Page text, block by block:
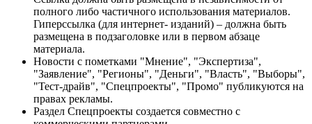
полного либо частичного использования материалов.
Гиперссылка (для интернет- изданий) – должна быть
размещена в подзаголовке или в первом абзаце
материала.
Новости с пометками "Мнение", "Экспертиза",
"Заявление", "Регионы", "Деньги", "Власть", "Выборы",
"Тест-драйв", "Спецпроекты", "Промо" публикуются на
правах рекламы.
Раздел Спецпроекты создается совместно с